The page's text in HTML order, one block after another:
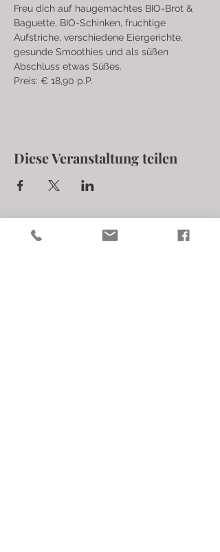
Freu dich auf haugemachtes BIO-Brot &
Baguette, BIO-Schinken, fruchtige
Aufstriche, verschiedene Eiergerichte,
gesunde Smoothies und als süßen
Abschluss etwas Süßes.
Preis: € 18,90 p.P.
Diese Veranstaltung teilen
Laschalt Biohofgut